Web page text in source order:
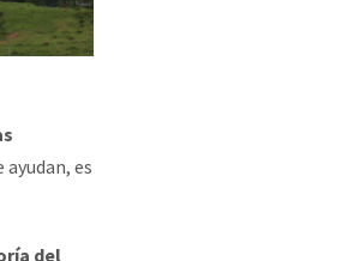
es
del